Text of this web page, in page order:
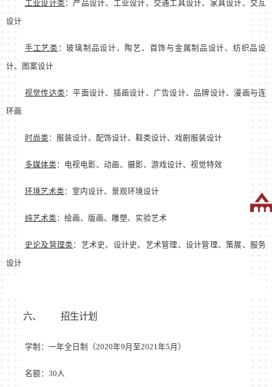
工业设计类 ：产品设计、工业设计、交通工具设计、家具设计、交互
设计
手工艺类 ：玻璃制品设计、陶艺、首饰与金属制品设计、纺织品设
计、图案设计
视觉传达类 ：平面设计、插画设计、广告设计、品牌设计、漫画与连
环画
时尚类 ：服装设计、配饰设计、鞋类设计、戏剧服装设计
多媒体类 ：电视电影、动画、摄影、游戏设计、视觉特效
环境艺术类 ：室内设计、景观环境设计
纯艺术类 ：绘画、版画、雕塑、实验艺术
史论及管理类 ：艺术史、设计史、艺术管理、设计管理、策展、服务
设计
六、 招生计划
学制：一年全日制（2020年9月至2021年5月）
名额： 30人